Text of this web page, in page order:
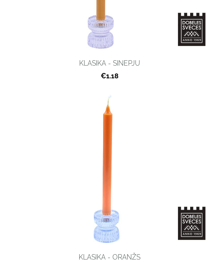
KLASIKA - SINEPJU
€1.18
KLASIKA - ORANŽS